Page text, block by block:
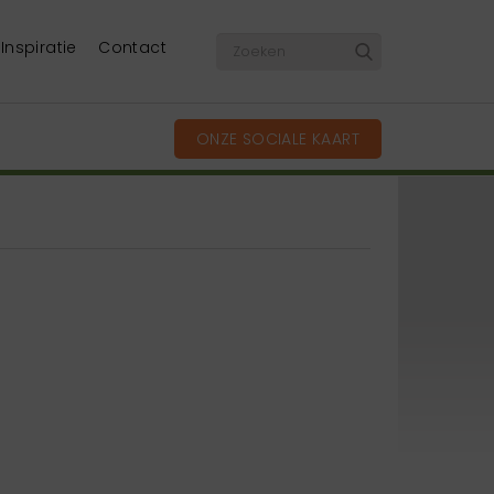
Inspiratie Contact
ONZE SOCIALE KAART